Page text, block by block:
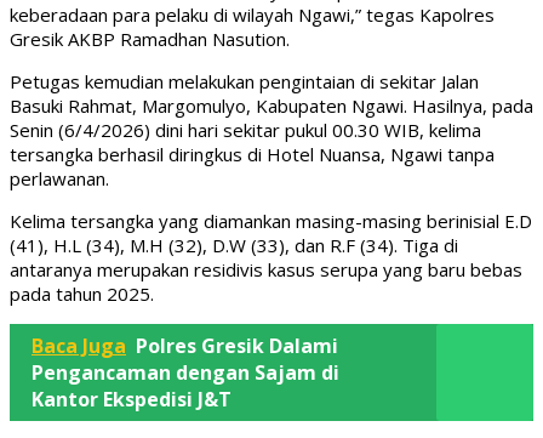
keberadaan para pelaku di wilayah Ngawi,” tegas Kapolres
Gresik AKBP Ramadhan Nasution.
Petugas kemudian melakukan pengintaian di sekitar Jalan
Basuki Rahmat, Margomulyo, Kabupaten Ngawi. Hasilnya, pada
Senin (6/4/2026) dini hari sekitar pukul 00.30 WIB, kelima
tersangka berhasil diringkus di Hotel Nuansa, Ngawi tanpa
perlawanan.
Kelima tersangka yang diamankan masing-masing berinisial E.D
(41), H.L (34), M.H (32), D.W (33), dan R.F (34). Tiga di
antaranya merupakan residivis kasus serupa yang baru bebas
pada tahun 2025.
Baca Juga Polres Gresik Dalami
Pengancaman dengan Sajam di
Kantor Ekspedisi J&T